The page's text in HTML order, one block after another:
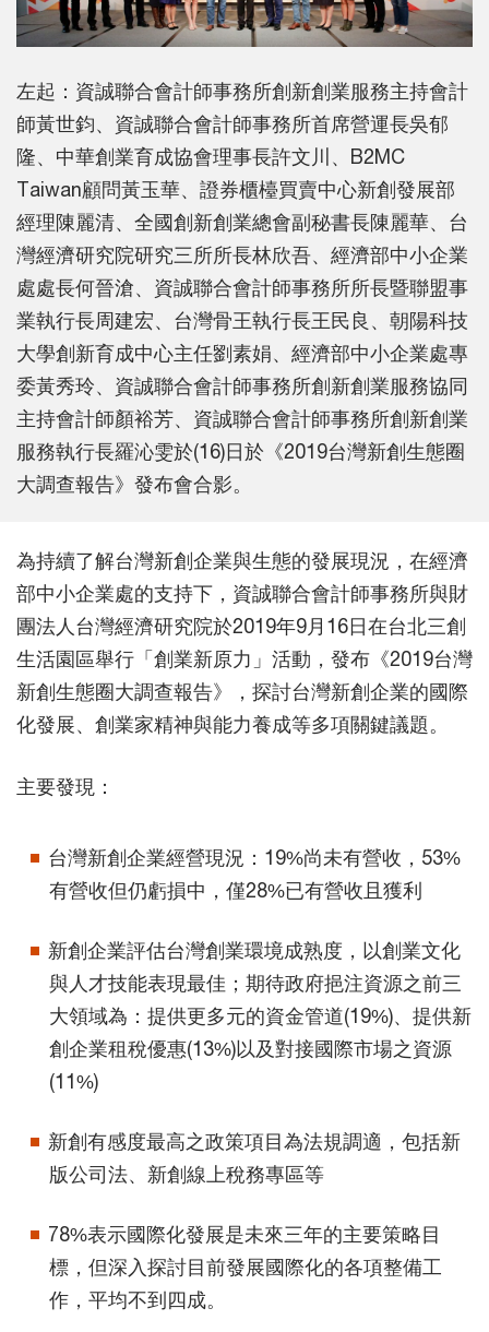
左起：資誠聯合會計師事務所創新創業服務主持會計
師黃世鈞、資誠聯合會計師事務所首席營運長吳郁
隆、中華創業育成協會理事長許文川、B2MC
Taiwan顧問黃玉華、證券櫃檯買賣中心新創發展部
經理陳麗清、全國創新創業總會副秘書長陳麗華、台
灣經濟研究院研究三所所長林欣吾、經濟部中小企業
處處長何晉滄、資誠聯合會計師事務所所長暨聯盟事
業執行長周建宏、台灣骨王執行長王民良、朝陽科技
大學創新育成中心主任劉素娟、經濟部中小企業處專
委黃秀玲、資誠聯合會計師事務所創新創業服務協同
主持會計師顏裕芳、資誠聯合會計師事務所創新創業
服務執行長羅沁雯於(16)日於《2019台灣新創生態圈
大調查報告》發布會合影。
為持續了解台灣新創企業與生態的發展現況，在經濟
部中小企業處的支持下，資誠聯合會計師事務所與財
團法人台灣經濟研究院於2019年9月16日在台北三創
生活園區舉行「創業新原力」活動，發布《2019台灣
新創生態圈大調查報告》，探討台灣新創企業的國際
化發展、創業家精神與能力養成等多項關鍵議題。
主要發現：
台灣新創企業經營現況：19%尚未有營收，53%
有營收但仍虧損中，僅28%已有營收且獲利
新創企業評估台灣創業環境成熟度，以創業文化
與人才技能表現最佳；期待政府挹注資源之前三
大領域為：提供更多元的資金管道(19%)、提供新
創企業租稅優惠(13%)以及對接國際市場之資源
(11%)
新創有感度最高之政策項目為法規調適，包括新
版公司法、新創線上稅務專區等
78%表示國際化發展是未來三年的主要策略目
標，但深入探討目前發展國際化的各項整備工
作，平均不到四成。